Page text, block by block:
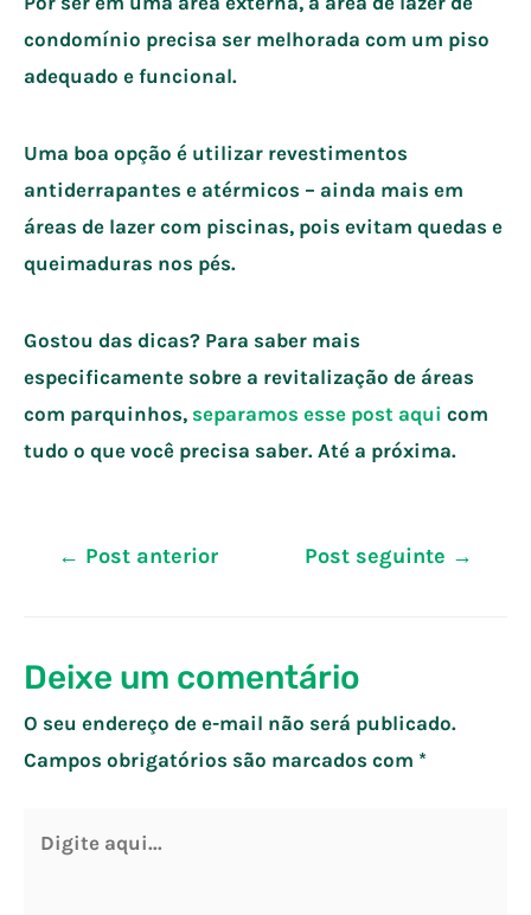
condomínio precisa ser melhorada com um piso
adequado e funcional.
Uma boa opção é utilizar revestimentos
antiderrapantes e atérmicos – ainda mais em
áreas de lazer com piscinas, pois evitam quedas e
queimaduras nos pés.
Gostou das dicas? Para saber mais
especificamente sobre a revitalização de áreas
com parquinhos, separamos esse post aqui com
tudo o que você precisa saber. Até a próxima.
Navegação
← Post anterior Post seguinte →
Deixe um comentário
O seu endereço de e-mail não será publicado.
Campos obrigatórios são marcados com *
aqui...